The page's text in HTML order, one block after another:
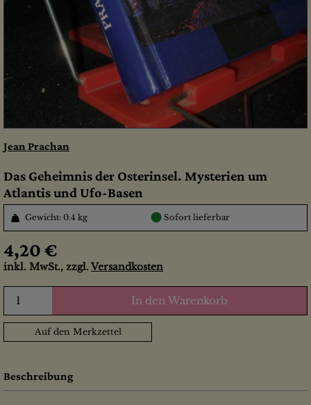
Jean Prachan
Das Geheimnis der Osterinsel. Mysterien um
Atlantis und Ufo-Basen
Gewicht: 0.4 kg ● Sofort lieferbar
4,20 €
inkl. MwSt., zzgl. Versandkosten
In den Warenkorb
Auf den Merkzettel
Beschreibung